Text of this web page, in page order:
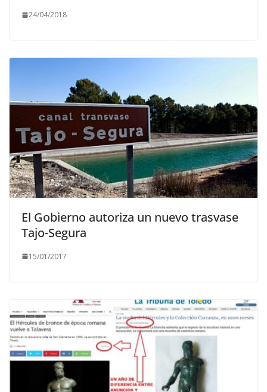
24/04/2018
El Gobierno autoriza un nuevo trasvase
Tajo-Segura
15/01/2017